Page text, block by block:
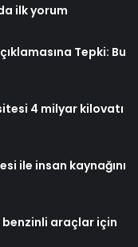
ilk yorum
Tepki: Bu
4 milyar kilovatı
ile insan kaynağını
benzinli araçlar için